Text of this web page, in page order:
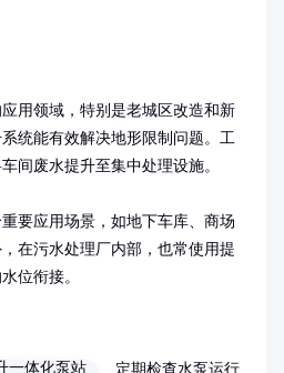
用领域，特别是老城区改造和新
统能有效解决地形限制问题。工
间废水提升至集中处理设施。
要应用场景，如地下车库、商场
在污水处理厂内部，也常使用提
位衔接。
定期检查水泵运行